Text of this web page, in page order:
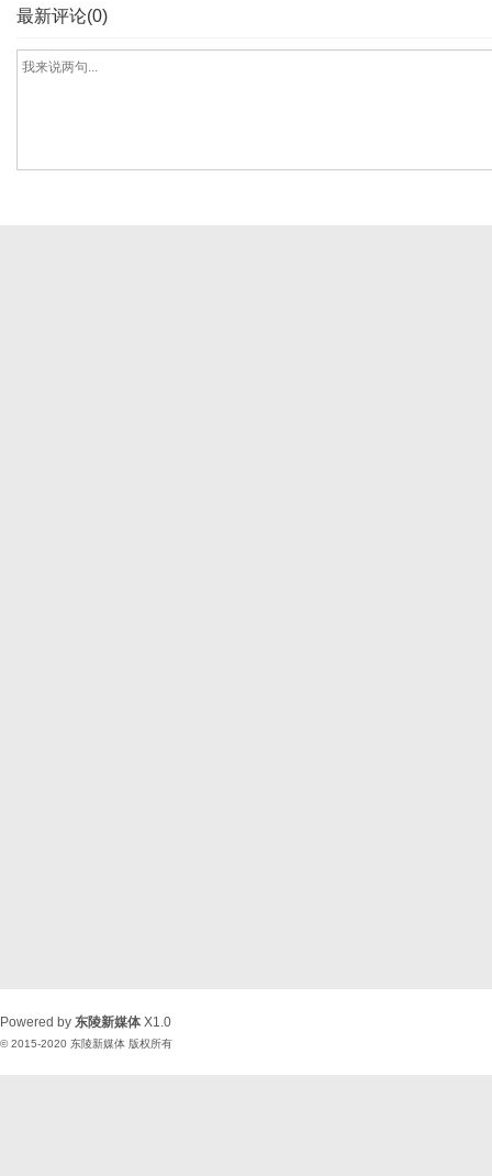
最新评论(0)
Powered by 东陵新媒体 X1.0
© 2015-2020 东陵新媒体 版权所有